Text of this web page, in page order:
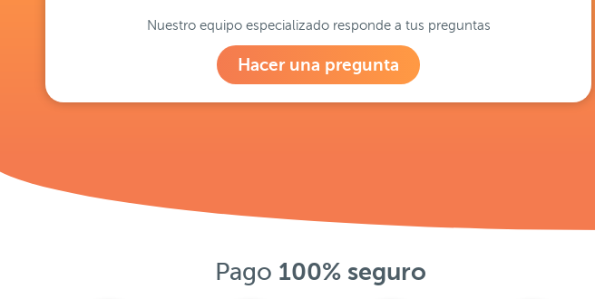
Nuestro equipo especializado responde a tus preguntas
Hacer una pregunta
Pago 100% seguro